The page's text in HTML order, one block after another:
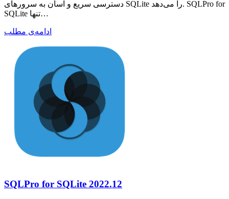
دسترسی سریع و آسان به سرورهای SQLite را می‌دهد. SQLPro for
SQLite تنها…
ادامه‌ی مطلب
SQLPro for SQLite 2022.12